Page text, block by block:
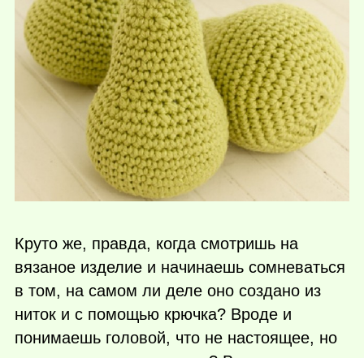
Круто же, правда, когда смотришь на
вязаное изделие и начинаешь сомневаться
в том, на самом ли деле оно создано из
ниток и с помощью крючка? Вроде и
понимаешь головой, что не настоящее, но